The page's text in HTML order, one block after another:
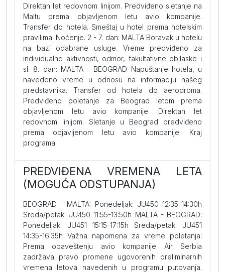
Direktan let redovnom linijom. Predviđeno sletanje na
Maltu prema objavljenom letu avio kompanije.
Transfer do hotela. Smeštaj u hotel prema hotelskim
pravilima. Noćenje. 2 - 7. dan: MALTA Boravak u hotelu
na bazi odabrane usluge. Vreme predviđeno za
individualne aktivnosti, odmor, fakultativne obilaske i
sl. 8. dan: MALTA - BEOGRAD Napuštanje hotela, u
navedeno vreme u odnosu na informaciju našeg
predstavnika. Transfer od hotela do aerodroma.
Predviđeno poletanje za Beograd letom prema
objavljenom letu avio kompanije. Direktan let
redovnom linijom. Sletanje u Beograd predviđeno
prema objavljenom letu avio kompanije. Kraj
programa.
PREDVIĐENA VREMENA LETA
(MOGUĆA ODSTUPANJA)
BEOGRAD - MALTA: Ponedeljak: JU450 12:35-14:30h
Sreda/petak: JU450 11:55-13:50h MALTA - BEOGRAD:
Ponedeljak: JU451 15:15-17:15h Sreda/petak: JU451
14:35-16:35h Važna napomena za vreme poletanja:
Prema obaveštenju avio kompanije Air Serbia
zadržava pravo promene ugovorenih preliminarnih
vremena letova navedenih u programu putovanja.